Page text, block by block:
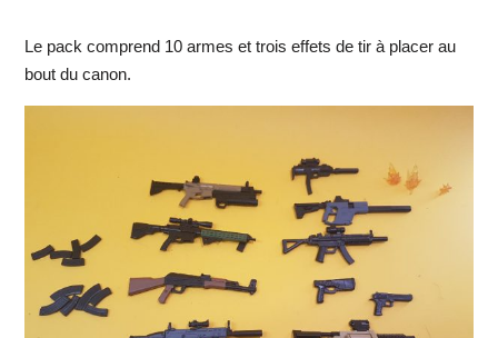
Le pack comprend 10 armes et trois effets de tir à placer au
bout du canon.